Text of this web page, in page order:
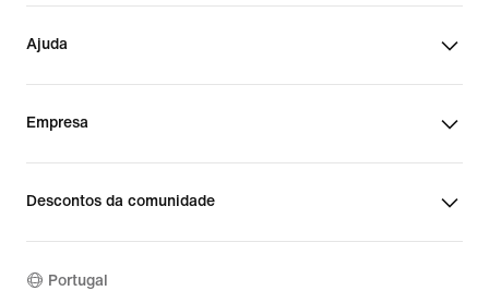
Ajuda
Empresa
Descontos da comunidade
Portugal